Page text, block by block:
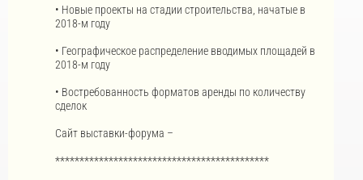
• Новые проекты на стадии строительства, начатые в
2018-м году
• Географическое распределение вводимых площадей в
2018-м году
• Востребованность форматов аренды по количеству
сделок
Сайт выставки-форума –
********************************************